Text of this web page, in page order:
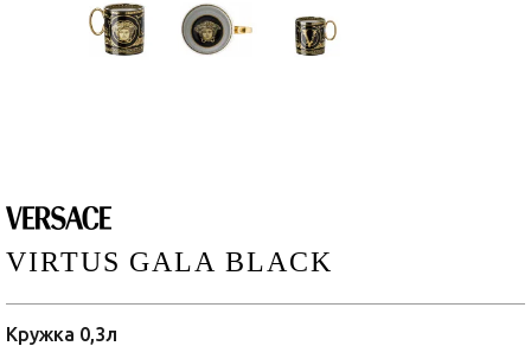
VIRTUS GALA BLACK
Кружка 0,3л